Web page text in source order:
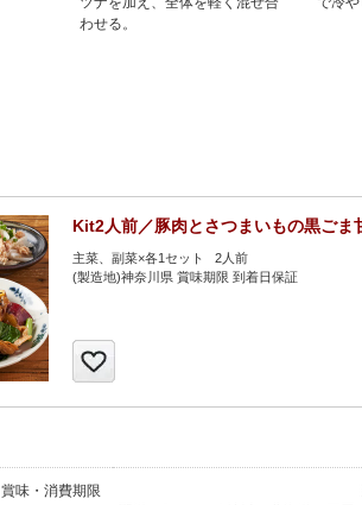
わせる。
Kit2人前／豚肉とさつまいもの黒ごま
主菜、副菜×各1セット 2人前
(製造地)神奈川県 賞味期限 到着日保証
賞味・消費期限